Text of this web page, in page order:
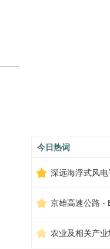
今日热词